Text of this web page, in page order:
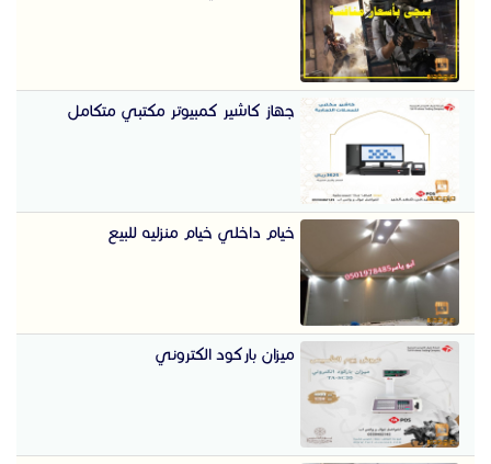
جهاز كاشير كمبيوتر مكتبي متكامل
خيام داخلي خيام منزليه للبيع
ميزان باركود الكتروني